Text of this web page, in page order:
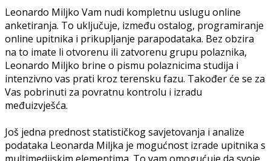
Leonardo Miljko Vam nudi kompletnu uslugu online
anketiranja. To uključuje, između ostalog, programiranje
online upitnika i prikupljanje parapodataka. Bez obzira
na to imate li otvorenu ili zatvorenu grupu polaznika,
Leonardo Miljko brine o pismu polaznicima studija i
intenzivno vas prati kroz terensku fazu. Također će se za
Vas pobrinuti za povratnu kontrolu i izradu
međuizvješća.
Još jedna prednost statističkog savjetovanja i analize
podataka Leonarda Miljka je mogućnost izrade upitnika s